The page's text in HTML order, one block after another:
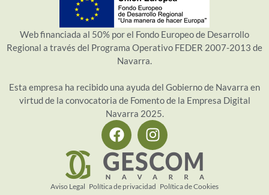
Web financiada al 50% por el Fondo Europeo de Desarrollo
Regional a través del Programa Operativo FEDER 2007-2013 de
Navarra.
Esta empresa ha recibido una ayuda del Gobierno de Navarra en
virtud de la convocatoria de Fomento de la Empresa Digital
Navarra 2025.
Aviso Legal Política de privacidad Política de Cookies